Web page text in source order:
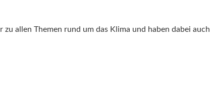
allen Themen rund um das Klima und haben dabei auch